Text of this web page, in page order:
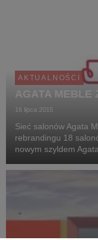
AKTUALNOŚCI
AGATA MEBLE
16 lipca 2015
Sieć salonów Agata
rebrandingu 18
nowym szyldem